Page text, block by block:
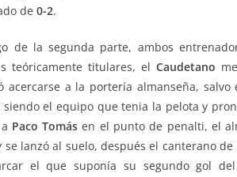
de 0-2.
de la segunda parte, ambos
teóricamente titulares, elCaudetano
acercarse a la portería almanseña,
siendo el equipo que tenia la pelota y
Paco Tomás en el punto de penalti, el
se lanzó al suelo, después el canterano de
el que suponía su segundo gol